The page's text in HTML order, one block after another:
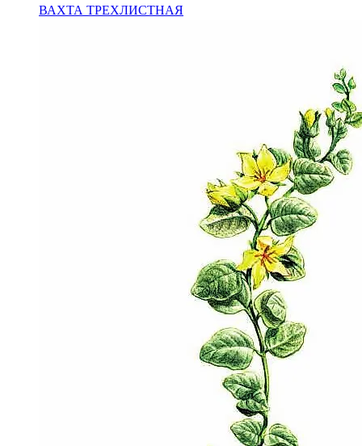
ВАХТА ТРЕХЛИСТНАЯ